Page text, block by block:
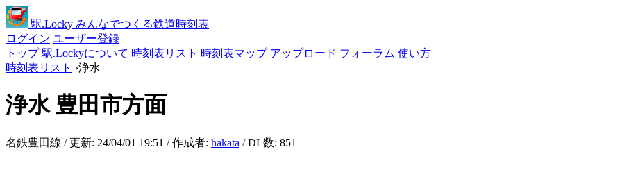
駅.Locky みんなでつくる鉄道時刻表
ログイン ユーザー登録
トップ 駅.Lockyについて 時刻表リスト 時刻表マップ アップロード フォーラム 使い方
時刻表リスト ›浄水
浄水豊田市方面
名鉄豊田線 / 更新: 24/04/01 19:51 / 作成者: hakata / DL数: 851